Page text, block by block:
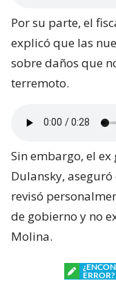
Por su parte, el
explicó que las
sobre daños que
terremoto.
Sin embargo, el
Dulansky,
revisó
de gobierno y no
Molina.
ERROR?